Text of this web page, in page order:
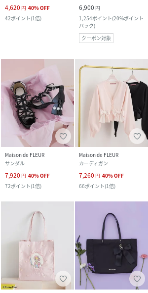
4,620 円 40%OFF
42ポイント(1倍)
6,900 円
1,254ポイント(20%ポイント
バック)
クーポン対象
Maison de FLEUR
サンダル
7,920 円 40%OFF
72ポイント(1倍)
Maison de FLEUR
カーディガン
7,260 円 40%OFF
66ポイント(1倍)